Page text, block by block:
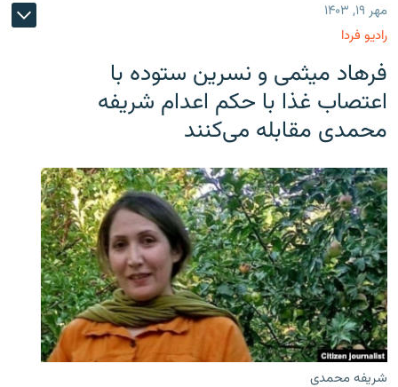
مهر ۱۹, ۱۴۰۳
رادیو فردا
فرهاد میثمی و نسرین ستوده با
اعتصاب غذا با حکم اعدام شریفه
محمدی مقابله می‌کنند
شریفه محمدی